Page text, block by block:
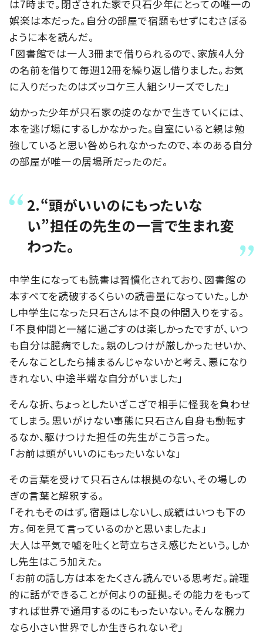
は7時まで。閉ざされた家で只石少年にとっての唯一の
娯楽は本だった。自分の部屋で宿題もせずにむさぼる
ように本を読んだ。
「図書館では一人3冊まで借りられるので、家族4人分
の名前を借りて毎週12冊を繰り返し借りました。お気
に入りだったのはズッコケ三人組シリーズでした」
幼かった少年が只石家の掟のなかで生きていくには、
本を逃げ場にするしかなかった。自室にいると親は勉
強していると思い咎められなかったので、本のある自分
の部屋が唯一の居場所だったのだ。
2.“頭がいいのにもったいな
い”担任の先生の一言で生まれ変
わった。
中学生になっても読書は習慣化されており、図書館の
本すべてを読破するくらいの読書量になっていた。しか
し中学生になった只石さんは不良の仲間入りをする。
「不良仲間と一緒に過ごすのは楽しかったですが、いつ
も自分は臆病でした。親のしつけが厳しかったせいか、
そんなことしたら捕まるんじゃないかと考え、悪になり
きれない、中途半端な自分がいました」
そんな折、ちょっとしたいざこざで相手に怪我を負わせ
てしまう。思いがけない事態に只石さん自身も動転す
るなか、駆けつけた担任の先生がこう言った。
「お前は頭がいいのにもったいないな」
その言葉を受けて只石さんは根拠のない、その場しの
ぎの言葉と解釈する。
「それもそのはず。宿題はしないし、成績はいつも下の
方。何を見て言っているのかと思いましたよ」
大人は平気で嘘を吐くと苛立ちさえ感じたという。しか
し先生はこう加えた。
「お前の話し方は本をたくさん読んでいる思考だ。論理
的に話ができることが何よりの証拠。その能力をもって
すれば世界で通用するのにもったいない。そんな腕力
なら小さい世界でしか生きられないぞ」